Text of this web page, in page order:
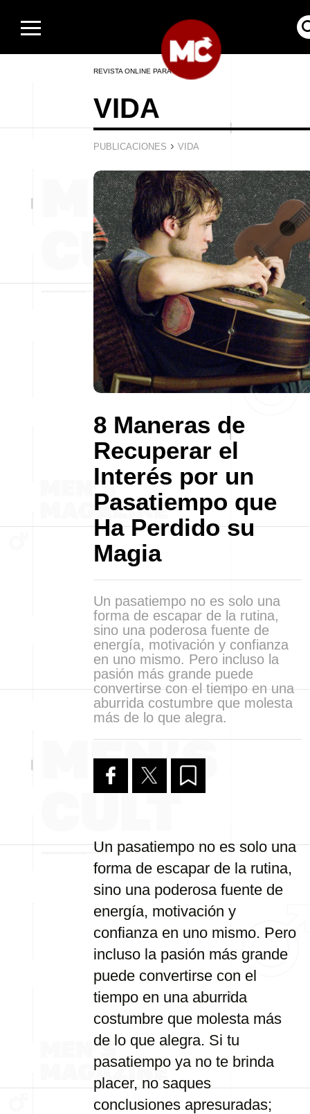
REVISTA ONLINE PARA HOMBRES
VIDA
PUBLICACIONES › VIDA
8 Maneras de
Recuperar el
Interés por un
Pasatiempo que
Ha Perdido su
Magia
Un pasatiempo no es solo una
forma de escapar de la rutina,
sino una poderosa fuente de
energía, motivación y confianza
en uno mismo. Pero incluso la
pasión más grande puede
convertirse con el tiempo en una
aburrida costumbre que molesta
más de lo que alegra.
Un pasatiempo no es solo una
forma de escapar de la rutina,
sino una poderosa fuente de
energía, motivación y
confianza en uno mismo. Pero
incluso la pasión más grande
puede convertirse con el
tiempo en una aburrida
costumbre que molesta más
de lo que alegra. Si tu
pasatiempo ya no te brinda
placer, no saques
conclusiones apresuradas;